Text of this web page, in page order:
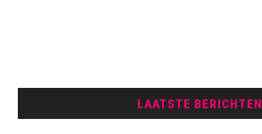
LAATSTE BERICHTEN